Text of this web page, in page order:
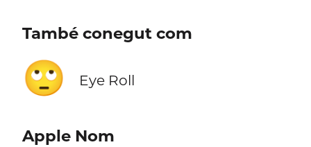
També conegut com
🙄 Eye Roll
Apple Nom